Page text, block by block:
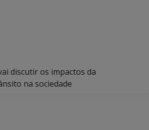
discutir os impactos da
na sociedade